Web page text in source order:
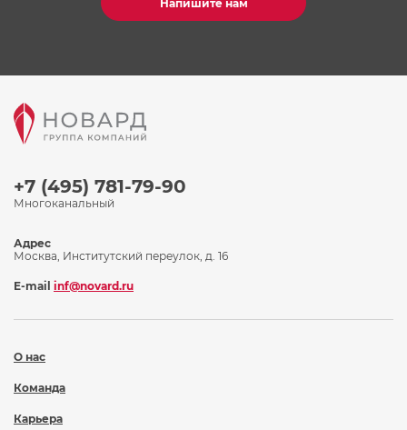
Напишите нам
+7 (495) 781-79-90
Многоканальный
О нас
Команда
Карьера
Адрес
Москва, Институтский переулок, д. 16
E-mail inf@novard.ru